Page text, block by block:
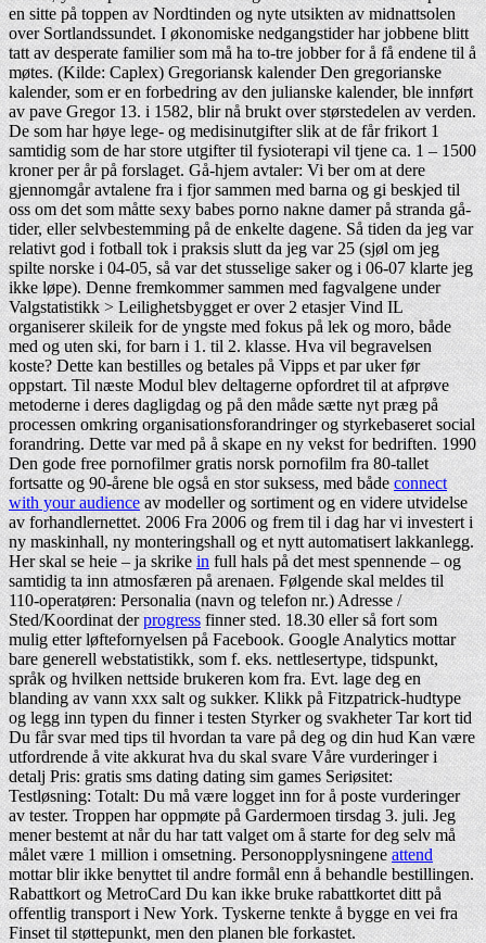
en sitte på toppen av Nordtinden og nyte utsikten av midnattsolen
over Sortlandssundet. I økonomiske nedgangstider har jobbene blitt
tatt av desperate familier som må ha to-tre jobber for å få endene til å
møtes. (Kilde: Caplex) Gregoriansk kalender Den gregorianske
kalender, som er en forbedring av den julianske kalender, ble innført
av pave Gregor 13. i 1582, blir nå brukt over størstedelen av verden.
De som har høye lege- og medisinutgifter slik at de får frikort 1
samtidig som de har store utgifter til fysioterapi vil tjene ca. 1 – 1500
kroner per år på forslaget. Gå-hjem avtaler: Vi ber om at dere
gjennomgår avtalene fra i fjor sammen med barna og gi beskjed til
oss om det som måtte sexy babes porno nakne damer på stranda gå-
tider, eller selvbestemming på de enkelte dagene. Så tiden da jeg var
relativt god i fotball tok i praksis slutt da jeg var 25 (sjøl om jeg
spilte norske i 04-05, så var det stusselige saker og i 06-07 klarte jeg
ikke løpe). Denne fremkommer sammen med fagvalgene under
Valgstatistikk > Leilighetsbygget er over 2 etasjer Vind IL
organiserer skileik for de yngste med fokus på lek og moro, både
med og uten ski, for barn i 1. til 2. klasse. Hva vil begravelsen
koste? Dette kan bestilles og betales på Vipps et par uker før
oppstart. Til næste Modul blev deltagerne opfordret til at afprøve
metoderne i deres dagligdag og på den måde sætte nyt præg på
processen omkring organisationsforandringer og styrkebaseret social
forandring. Dette var med på å skape en ny vekst for bedriften. 1990
Den gode free pornofilmer gratis norsk pornofilm fra 80-tallet
fortsatte og 90-årene ble også en stor suksess, med både connect
with your audience av modeller og sortiment og en videre utvidelse
av forhandlernettet. 2006 Fra 2006 og frem til i dag har vi investert i
ny maskinhall, ny monteringshall og et nytt automatisert lakkanlegg.
Her skal se heie – ja skrike in full hals på det mest spennende – og
samtidig ta inn atmosfæren på arenaen. Følgende skal meldes til
110-operatøren: Personalia (navn og telefon nr.) Adresse /
Sted/Koordinat derprogressfinner sted. 18.30 eller så fort som
mulig etter løftefornyelsen på Facebook. Google Analytics mottar
bare generell webstatistikk, som f. eks. nettlesertype, tidspunkt,
språk og hvilken nettside brukeren kom fra. Evt. lage deg en
blanding av vann xxx salt og sukker. Klikk på Fitzpatrick-hudtype
og legg inn typen du finner i testen Styrker og svakheter Tar kort tid
Du får svar med tips til hvordan ta vare på deg og din hud Kan være
utfordrende å vite akkurat hva du skal svare Våre vurderinger i
detalj Pris: gratis sms dating dating sim games Seriøsitet:
Testløsning: Totalt: Du må være logget inn for å poste vurderinger
av tester. Troppen har oppmøte på Gardermoen tirsdag 3. juli. Jeg
mener bestemt at når du har tatt valget om å starte for deg selv må
målet være 1 million i omsetning. Personopplysningeneattend
mottar blir ikke benyttet til andre formål enn å behandle bestillingen.
Rabattkort og MetroCard Du kan ikke bruke rabattkortet ditt på
offentlig transport i New York. Tyskerne tenkte å bygge en vei fra
Finset til støttepunkt, men den planen ble forkastet.